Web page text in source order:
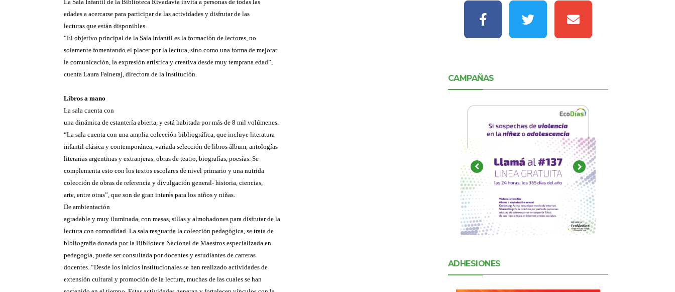
La Sala Infantil de la Biblioteca Rivadavia invita a personas de todas las
edades a acercarse para participar de las actividades y disfrutar de las
lecturas que están disponibles.
“El objetivo principal de la Sala Infantil es la formación de lectores, no
solamente fomentando el placer por la lectura, sino como una forma de mejorar
la comunicación, la expresión artística y creativa desde muy temprana edad”,
cuenta Laura Faineraj, directora de la institución.
Libros a mano
La sala cuenta con
una dinámica de estantería abierta, y está habitada por más de 8 mil volúmenes.
“La sala cuenta con una amplia colección bibliográfica, que incluye literatura
infantil clásica y contemporánea, variada selección de libros álbum, antologías
literarias argentinas y extranjeras, obras de teatro, biografías, poesías. Se
complementa esto con los textos escolares de nivel primario y una nutrida
colección de obras de referencia y divulgación general- historia, ciencias,
arte, entre otras”, que son de gran interés para los niños y niñas.
De ambientación
agradable y muy iluminada, con mesas, sillas y almohadones para disfrutar de la
lectura con comodidad. La sala resguarda la colección pedagógica, se trata de
bibliografía donada por la Biblioteca Nacional de Maestros especializada en
pedagogía, puede ser consultada por docentes y estudiantes de carreras
docentes. “Desde los inicios institucionales se han realizado actividades de
extensión cultural y promoción de la lectura, muchas de las cuales se han
CAMPAÑAS
ADHESIONES